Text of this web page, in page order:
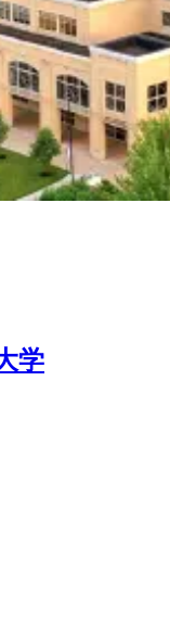
学